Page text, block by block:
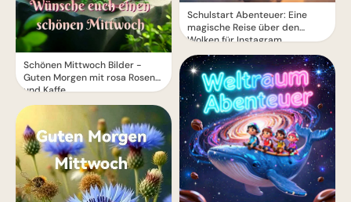
Schönen Mittwoch Bilder -
Guten Morgen mit rosa Rosen
und Kaffe
Schulstart Abenteuer: Eine
magische Reise über den
Wolken für Instagram